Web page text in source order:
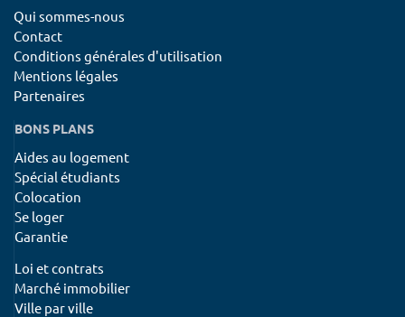
Qui sommes-nous
Contact
Conditions générales d'utilisation
Mentions légales
Partenaires
BONS PLANS
Aides au logement
Spécial étudiants
Colocation
Se loger
Garantie
Loi et contrats
Marché immobilier
Ville par ville